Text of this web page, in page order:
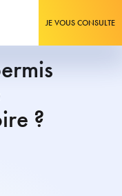
JE VOUS CONSULTE
?